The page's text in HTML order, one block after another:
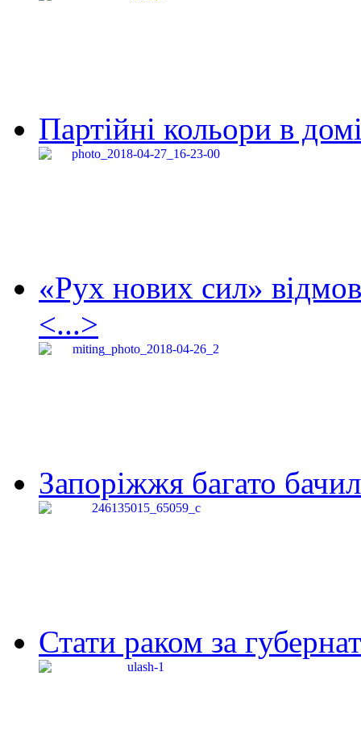
Партійні кольори в
«Рух нових сил»
<...>
Запоріжжя багато
Стати раком за